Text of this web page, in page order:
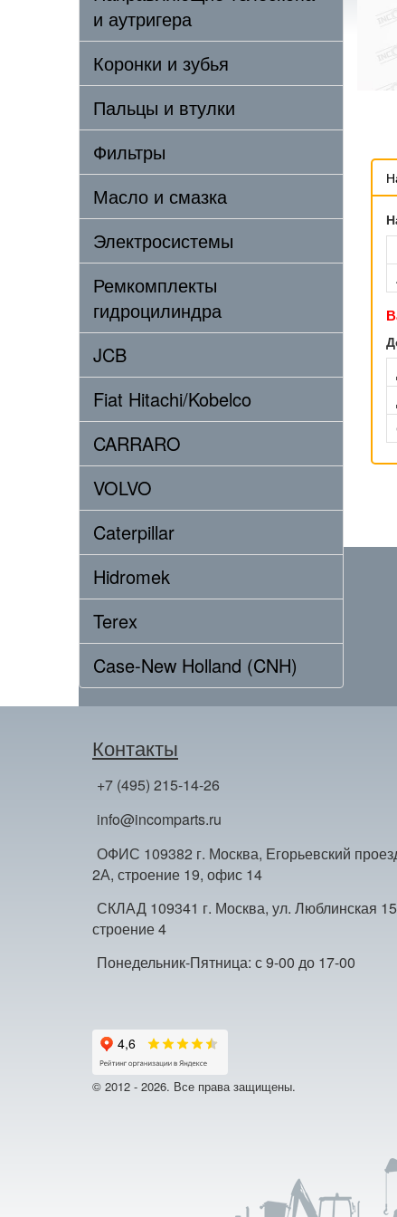
и аутригера
Коронки и зубья
Пальцы и втулки
Фильтры
Масло и смазка
Электросистемы
Ремкомплекты
гидроцилиндра
JCB
Fiat Hitachi/Kobelco
CARRARO
VOLVO
Caterpillar
Hidromek
Terex
Case-New Holland (CNH)
Контакты
+7 (495) 215-14-26
info@incomparts.ru
ОФИС 109382 г. Москва, Егорьевский
2А, строение 19, офис 14
СКЛАД 109341 г. Москва, ул. Люблинская
строение 4
Понедельник-Пятница: с 9-00 до 17-00
© 2012 - 2026. Все права защищены.